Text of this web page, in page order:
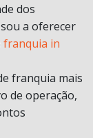
dos
a oferecer
franquia in
franquia mais
de operação,